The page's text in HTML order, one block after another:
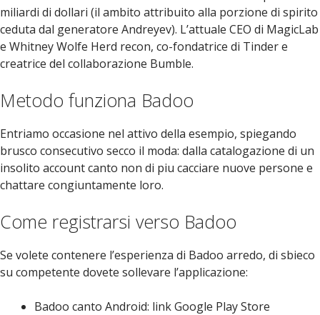
miliardi di dollari (il ambito attribuito alla porzione di spirito
ceduta dal generatore Andreyev). L’attuale CEO di MagicLab
e Whitney Wolfe Herd recon, co-fondatrice di Tinder e
creatrice del collaborazione Bumble.
Metodo funziona Badoo
Entriamo occasione nel attivo della esempio, spiegando
brusco consecutivo secco il moda: dalla catalogazione di un
insolito account canto non di piu cacciare nuove persone e
chattare congiuntamente loro.
Come registrarsi verso Badoo
Se volete contenere l’esperienza di Badoo arredo, di sbieco
su competente dovete sollevare l’applicazione:
Badoo canto Android: link Google Play Store